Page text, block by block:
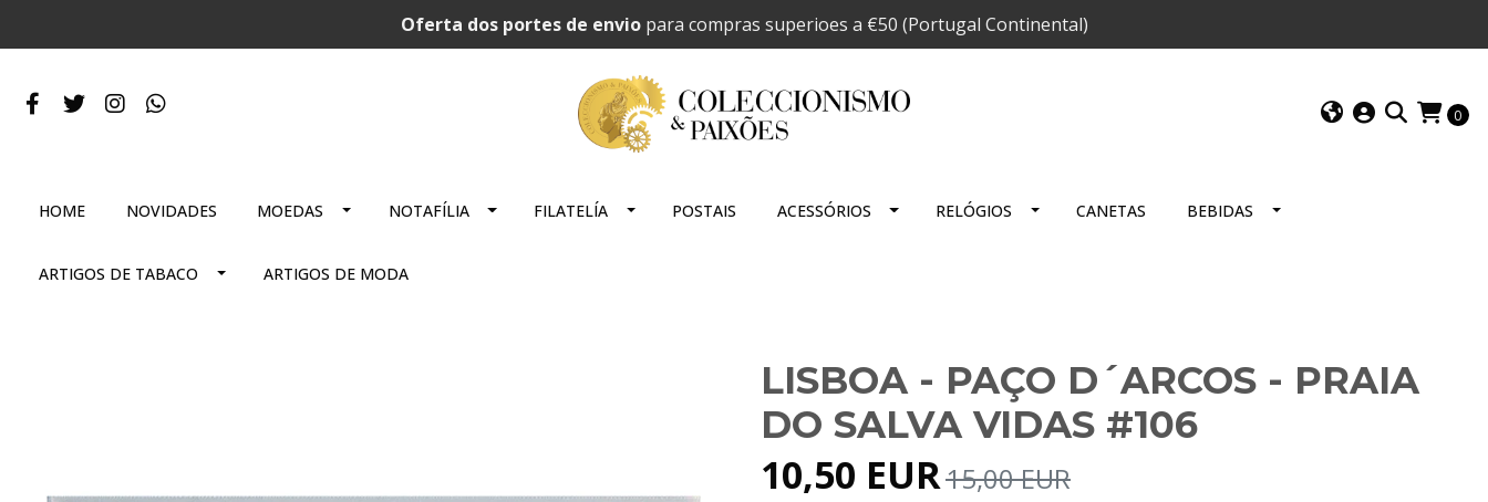
Oferta dos portes de enviopara compras superioes a €50 (Portugal Continental)
0
HOME NOVIDADES MOEDAS NOTAFÍLIA FILATELÍA POSTAIS ACESSÓRIOS RELÓGIOS CANETAS BEBIDAS
ARTIGOS DE TABACO ARTIGOS DE MODA
LISBOA - PAÇO D´ARCOS - PRAIA
DO SALVA VIDAS #106
10,50 EUR15,00 EUR